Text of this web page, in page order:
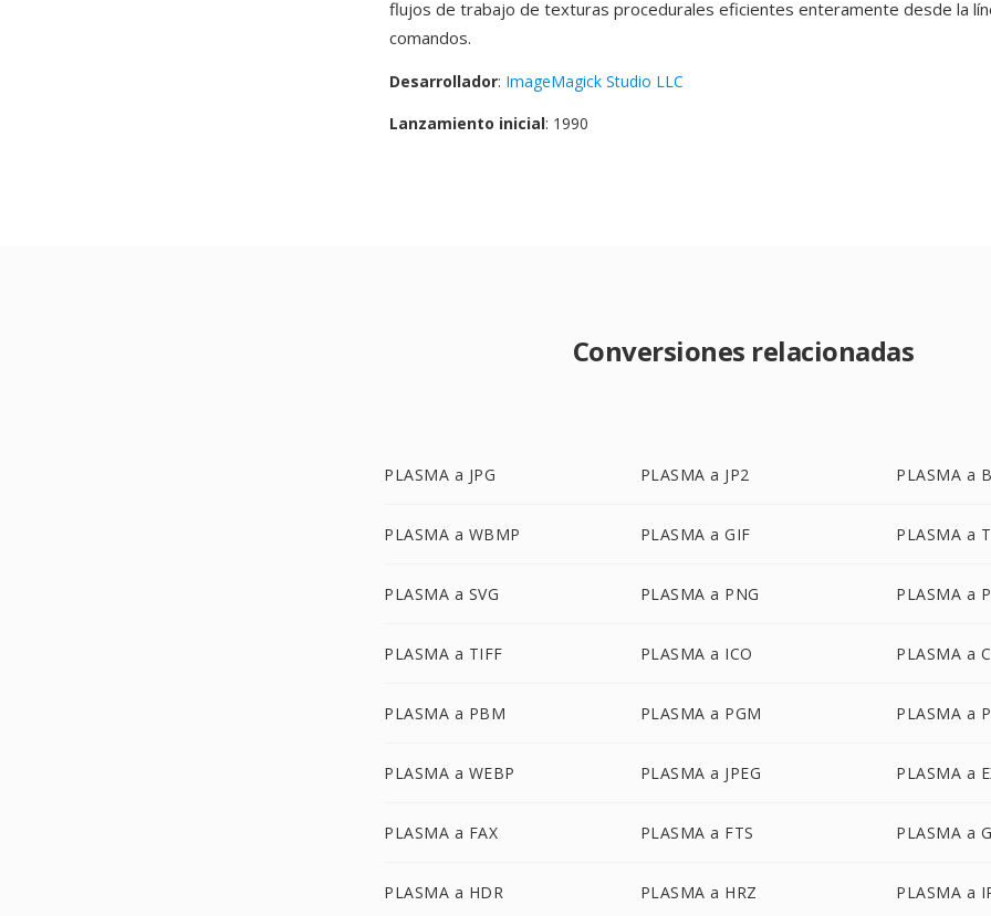
flujos de trabajo de texturas procedurales eficientes enteramente desde la
comandos.
Desarrollador: ImageMagick Studio LLC
Lanzamiento inicial: 1990
Conversiones relacionadas
PLASMA a JPG PLASMA a JP2 PLASMA a
PLASMA a WBMP PLASMA a GIF PLASMA a
PLASMA a SVG PLASMA a PNG PLASMA a
PLASMA a TIFF PLASMA a ICO PLASMA a
PLASMA a PBM PLASMA a PGM PLASMA a
PLASMA a WEBP PLASMA a JPEG PLASMA a
PLASMA a FAX PLASMA a FTS PLASMA a
PLASMA a HDR PLASMA a HRZ PLASMA a